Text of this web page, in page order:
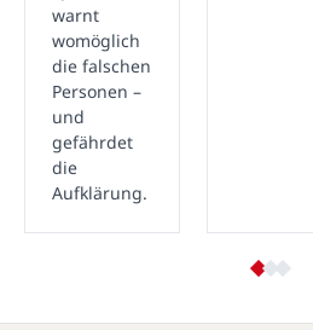
warnt
womöglich
die falschen
Personen –
und
gefährdet
die
Aufklärung.